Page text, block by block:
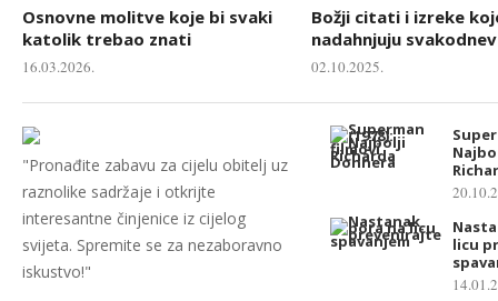
Osnovne molitve koje bi svaki
katolik trebao znati
16.03.2026.
Božji citati i izreke
nadahnjuju
02.10.2025.
"Pronađite zabavu za cijelu obitelj uz
raznolike sadržaje i otkrijte
interesantne činjenice iz cijelog
svijeta. Spremite se za nezaboravno
iskustvo!"
licu